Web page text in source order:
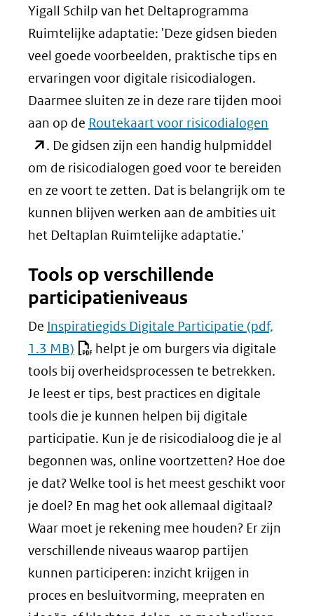
Yigall Schilp van het Deltaprogramma
Ruimtelijke adaptatie: 'Deze gidsen bieden
veel goede voorbeelden, praktische tips en
ervaringen voor digitale risicodialogen.
Daarmee sluiten ze in deze rare tijden mooi
aan op de Routekaart voor risicodialogen
in
nieuw
. De gidsen zijn een handig hulpmiddel
om de risicodialogen goed voor te bereiden
en ze voort te zetten. Dat is belangrijk om te
kunnen blijven werken aan de ambities uit
het Deltaplan Ruimtelijke adaptatie.'
Tools op verschillende
participatieniveaus
De Inspiratiegids Digitale Participatie (pdf,
1.3 MB)
helpt je om burgers via digitale
tools bij overheidsprocessen te betrekken.
Je leest er tips, best practices en digitale
tools die je kunnen helpen bij digitale
participatie. Kun je de risicodialoog die je al
begonnen was, online voortzetten? Hoe doe
je dat? Welke tool is het meest geschikt voor
je doel? En mag het ook allemaal digitaal?
Waar moet je rekening mee houden? Er zijn
verschillende niveaus waarop partijen
kunnen participeren: inzicht krijgen in
proces en besluitvorming, meepraten en